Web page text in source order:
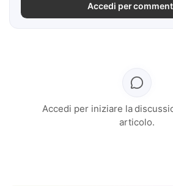
Accedi per
Accedi per iniziare la
articolo.